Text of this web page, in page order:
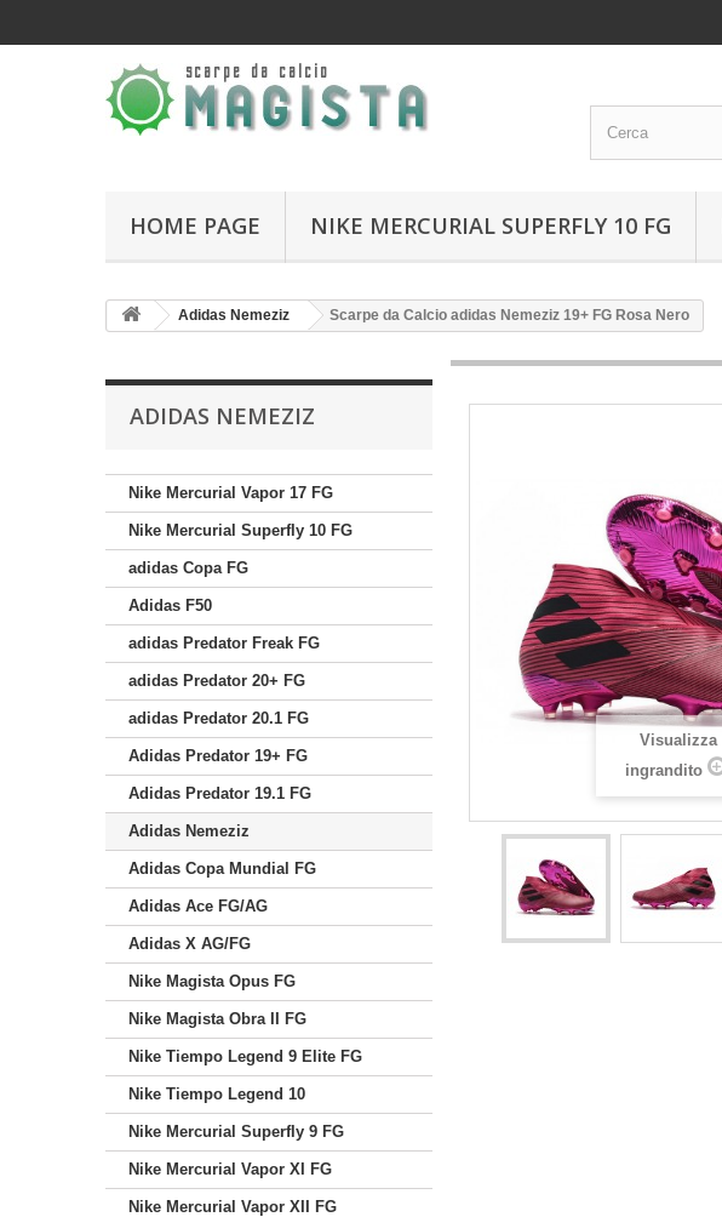
HOME PAGE NIKE MERCURIAL SUPERFLY 10 FG
Adidas Nemeziz Scarpe da Calcio adidas Nemeziz 19+ FG Rosa Nero
ADIDAS NEMEZIZ
Nike Mercurial Vapor 17 FG
Nike Mercurial Superfly 10 FG
adidas Copa FG
Adidas F50
adidas Predator Freak FG
adidas Predator 20+ FG
adidas Predator 20.1 FG
Adidas Predator 19+ FG
Adidas Predator 19.1 FG
Adidas Nemeziz
Adidas Copa Mundial FG
Adidas Ace FG/AG
Adidas X AG/FG
Nike Magista Opus FG
Nike Magista Obra II FG
Nike Tiempo Legend 9 Elite FG
Nike Tiempo Legend 10
Nike Mercurial Superfly 9 FG
Nike Mercurial Vapor XI FG
Nike Mercurial Vapor XII FG
Visualizza
ingrandito